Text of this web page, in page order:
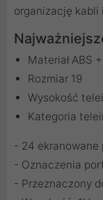
organizację
Materiał ABS
Rozmiar 19
Wysokość
Kategoria
- 24
- Oznaczenia
- Przeznaczony